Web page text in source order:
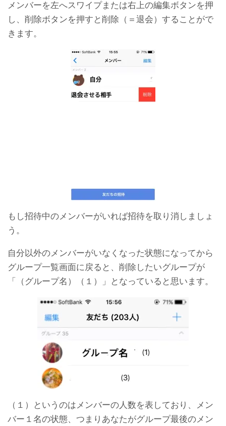
メンバーを左へスワイプまたは右上の編集ボタンを押
し、削除ボタンを押すと削除（＝退会）することがで
きます。
もし招待中のメンバーがいれば招待を取り消しましょ
う。
自分以外のメンバーがいなくなった状態になってから
グループ一覧画面に戻ると、削除したいグループが
「（グループ名）（１）」となっていると思います。
（１）というのはメンバーの人数を表しており、メン
バー１名の状態、つまりあなたがグループ最後のメン